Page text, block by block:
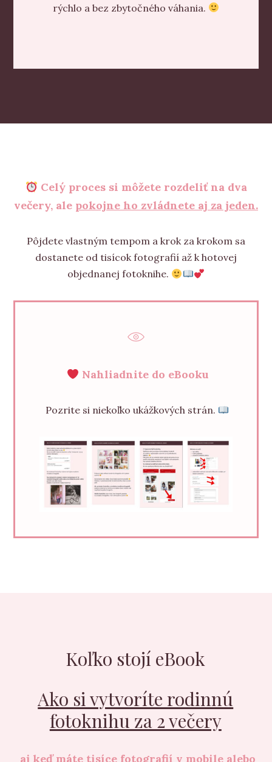
rýchlo a bez zbytočného váhania.
Celý proces si môžete rozdeliť na dva
večery, ale pokojne ho zvládnete aj za jeden.
Pôjdete vlastným tempom a krok za krokom sa
dostanete od tisícok fotografií až k hotovej
objednanej fotoknihe.
Nahliadnite do eBooku
Pozrite si niekoľko ukážkových strán.
Koľko stojí eBook
Ako si vytvoríte rodinnú
fotoknihu za 2 večery
aj keď máte tisíce fotografií v mobile alebo